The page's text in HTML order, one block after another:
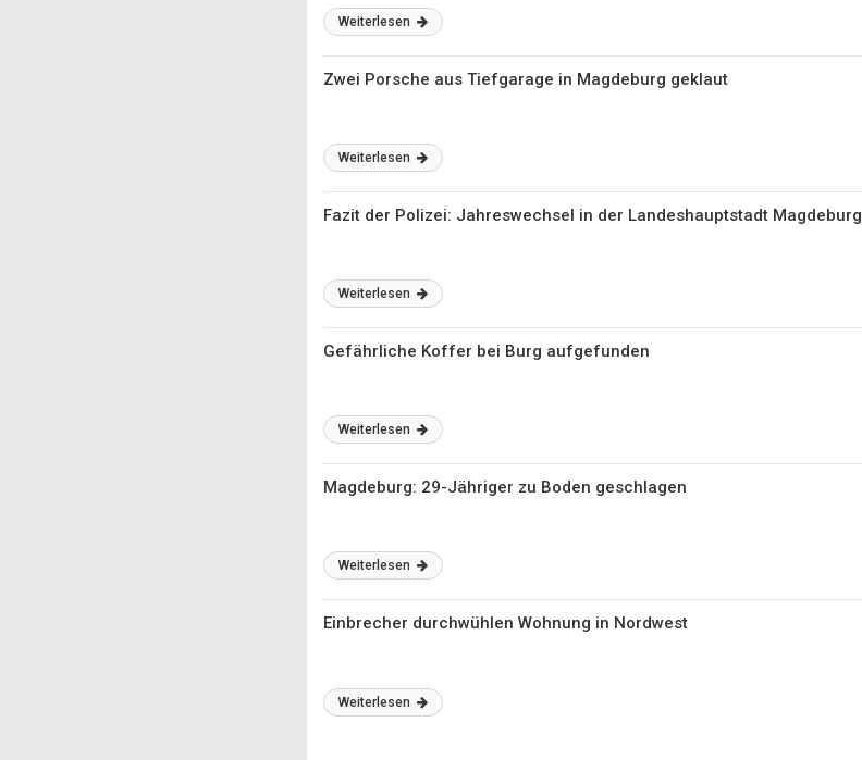
Weiterlesen
Zwei Porsche aus Tiefgarage in Magdeburg geklaut
Weiterlesen
Fazit der Polizei: Jahreswechsel in der Landeshauptstadt Magdeburg
Weiterlesen
Gefährliche Koffer bei Burg aufgefunden
Weiterlesen
Magdeburg: 29-Jähriger zu Boden geschlagen
Weiterlesen
Einbrecher durchwühlen Wohnung in Nordwest
Weiterlesen